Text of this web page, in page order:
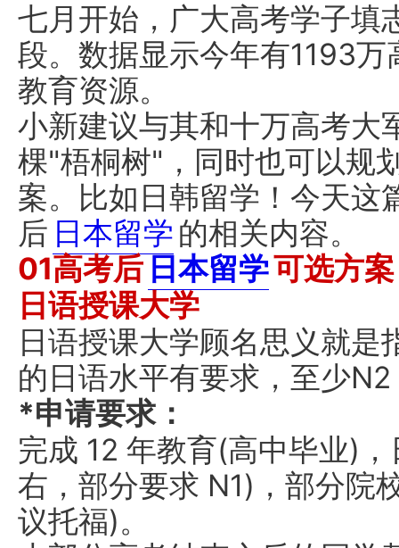
七月开始，广大高考学子填
段。数据显示今年有1193
教育资源。
小新建议与其和十万高考大
棵"梧桐树"，同时也可以规
案。比如日韩留学！今天这
后 日本留学 的相关内容。
01高考后 日本留学可选方案
日语授课大学
日语授课大学顾名思义就
的日语水平有要求，至少
*申请要求：
完成 12 年教育(高中毕业)
右，部分要求 N1)，部分院
议托福)。